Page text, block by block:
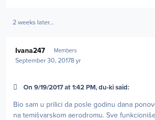
2 weeks later...
Ivana247 Members
September 30, 20178 yr
On 9/19/2017 at 1:42 PM, du-ki said:
Bio sam u prilici da posle godinu dana
na temišvarskom aerodromu. Sve